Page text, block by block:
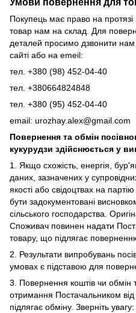
Покупець має право на протязі
товар нам на склад. Для
деталей просимо дзвонити
сайті або на emeil:
тел. +380 (98) 452-04-40
тел. +380664824848
тел. +380 (95) 452-04-40
email: urozhay.alex@gmail.com
Повернення та обмін
кукурудзи здійснюється у
1. Якщо схожість, енергія,
даних, зазначених у
якості або свідоцтвах на
бути задокументовані
сільського господарства.
Споживач повинен надати
товару, що підлягає
2. Результати випробувань
умовах є підставою для
3. Повернення коштів чи обмін
отримання Постачальником
підлягає обміну. Зверніть